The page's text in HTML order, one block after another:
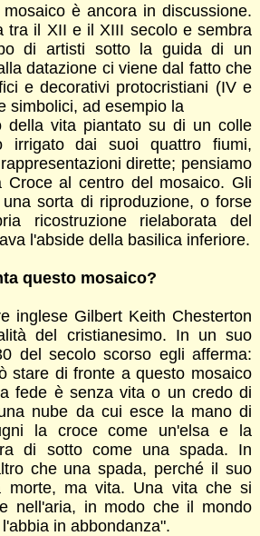
è ancora in discussione.
tra il XII e il XIII secolo e sembra
di artisti sotto la guida di un
datazione ci viene dal fatto che
e decorativi protocristiani (IV e
simbolici, ad esempio la
della vita piantato su di un colle
irrigato dai suoi quattro fiumi,
dirette; pensiamo
Croce al centro del mosaico. Gli
sorta di riproduzione, o forse
ricostruzione rielaborata del
l'abside della basilica inferiore.
questo mosaico?
inglese Gilbert Keith Chesterton
del cristianesimo. In un suo
del secolo scorso egli afferma:
stare di fronte a questo mosaico
fede è senza vita o un credo di
nube da cui esce la mano di
la croce come un'elsa e la
di sotto come una spada. In
che una spada, perché il suo
morte, ma vita. Una vita che si
nell'aria, in modo che il mondo
in abbondanza".